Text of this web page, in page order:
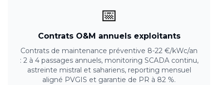
📅
Contrats O&M annuels exploitants
Contrats de maintenance préventive 8-22 €/kWc/an
: 2 à 4 passages annuels, monitoring SCADA continu,
astreinte mistral et sahariens, reporting mensuel
aligné PVGIS et garantie de PR à 82 %.